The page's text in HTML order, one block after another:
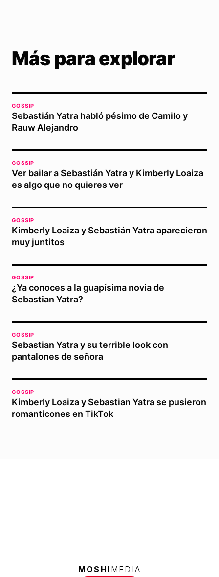
Más para explorar
GOSSIP
Sebastián Yatra habló pésimo de Camilo y
Rauw Alejandro
GOSSIP
Ver bailar a Sebastián Yatra y Kimberly Loaiza
es algo que no quieres ver
GOSSIP
Kimberly Loaiza y Sebastián Yatra aparecieron
muy juntitos
GOSSIP
¿Ya conoces a la guapísima novia de
Sebastian Yatra?
GOSSIP
Sebastian Yatra y su terrible look con
pantalones de señora
GOSSIP
Kimberly Loaiza y Sebastian Yatra se pusieron
romanticones en TikTok
MOSHI MEDIA